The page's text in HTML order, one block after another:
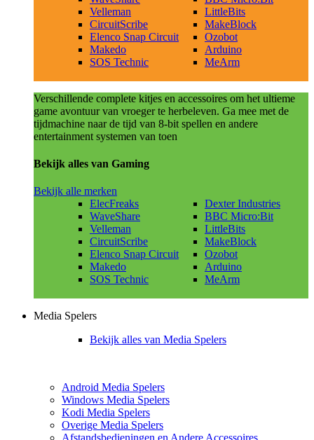
Velleman
CircuitScribe
Elenco Snap Circuit
Makedo
SOS Technic
LittleBits
MakeBlock
Ozobot
Arduino
MeArm
Verschillende complete kitjes en accessoires om het ultieme
game avontuur van vroeger te herbeleven. Ga mee met de
tijdmachine naar de tijd van 8-bit spellen en andere
entertainment systemen van toen
Bekijk alles van Gaming
Bekijk alle merken
ElecFreaks
WaveShare
Velleman
CircuitScribe
Elenco Snap Circuit
Makedo
SOS Technic
Dexter Industries
BBC Micro:Bit
LittleBits
MakeBlock
Ozobot
Arduino
MeArm
Media Spelers
Bekijk alles van Media Spelers
Android Media Spelers
Windows Media Spelers
Kodi Media Spelers
Overige Media Spelers